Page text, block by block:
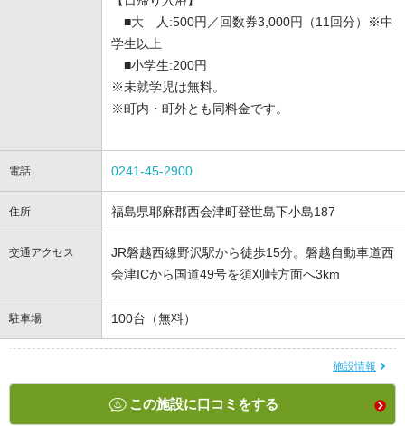
■大 人:500円／回数券3,000円（11回分）※中
学生以上
■小学生:200円
※未就学児は無料。
※町内・町外とも同料金です。
電話 0241-45-2900
住所 福島県耶麻郡西会津町登世島下小島187
交通アクセス
JR磐越西線野沢駅から徒歩15分。磐越自動車道西
会津ICから国道49号を須刈峠方面へ3km
駐車場 100台（無料）
施設情報
この施設に口コミをする